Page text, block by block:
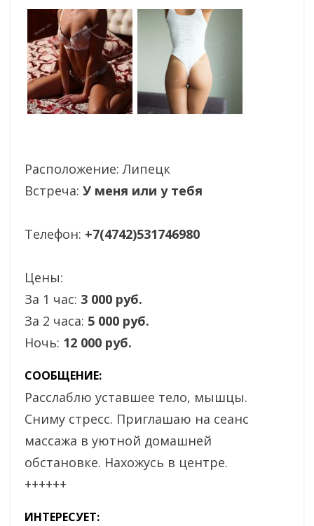
Расположение:Липецк
Встреча: У меня или у тебя
Телефон: +7(4742)531746980
Цены:
За 1 час: 3 000 руб.
За 2 часа: 5 000 руб.
Ночь: 12 000 руб.
СООБЩЕНИЕ:
Расслаблю уставшее тело, мышцы.
Сниму стресс. Приглашаю на сеанс
массажа в уютной домашней
обстановке. Нахожусь в центре.
++++++
ИНТЕРЕСУЕТ: